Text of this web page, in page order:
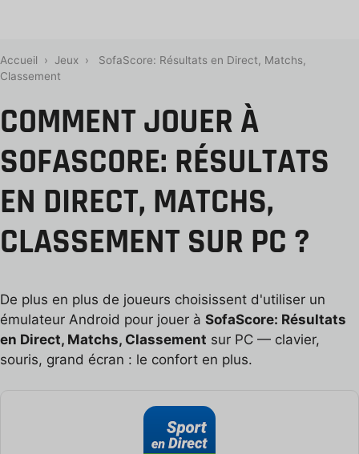
Accueil › Jeux ›
SofaScore: Résultats en Direct, Matchs,
Classement
COMMENT JOUER À
SOFASCORE: RÉSULTATS
EN DIRECT, MATCHS,
CLASSEMENT SUR PC ?
De plus en plus de joueurs choisissent d'utiliser un
émulateur Android pour jouer à SofaScore: Résultats
en Direct, Matchs, Classement sur PC — clavier,
souris, grand écran : le confort en plus.